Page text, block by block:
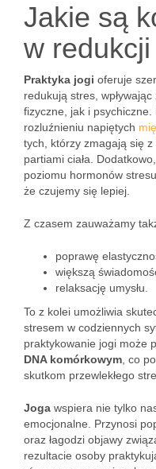
Jakie są
w
Praktyka jogi oferuje
redukują stres,
fizyczne, jak i
rozluźnieniu napiętych
tych, którzy zmagają się z
partiami ciała.
poziomu hormonów
że czujemy się lepiej.
Z czasem zauważamy
poprawę
większą
relaksację umysłu.
To z kolei umożliwia
stresem w codziennych
praktykowanie jogi może
DNA komórkowym , co
skutkom przewlekłego
Joga wspiera nie tylko
emocjonalne. Przynosi
oraz łagodzi objawy
rezultacie osoby